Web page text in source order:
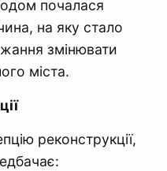
почалася
на яку стало
змінювати
міста.
реконструкції,